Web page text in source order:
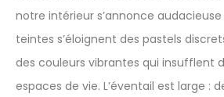
notre intérieur s’annonce
teintes s’éloignent des pastels
des couleurs vibrantes qui insufflent
espaces de vie. L’éventail est large :